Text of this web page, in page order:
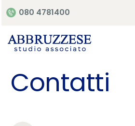
080 4781400
Chi siamo
Contatti